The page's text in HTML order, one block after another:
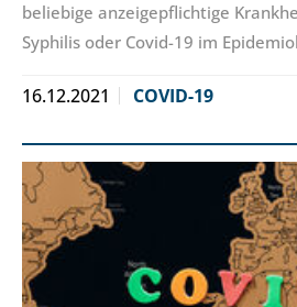
beliebige anzeigepflichtige
Syphilis oder Covid-19 im
16.12.2021 COVID-19